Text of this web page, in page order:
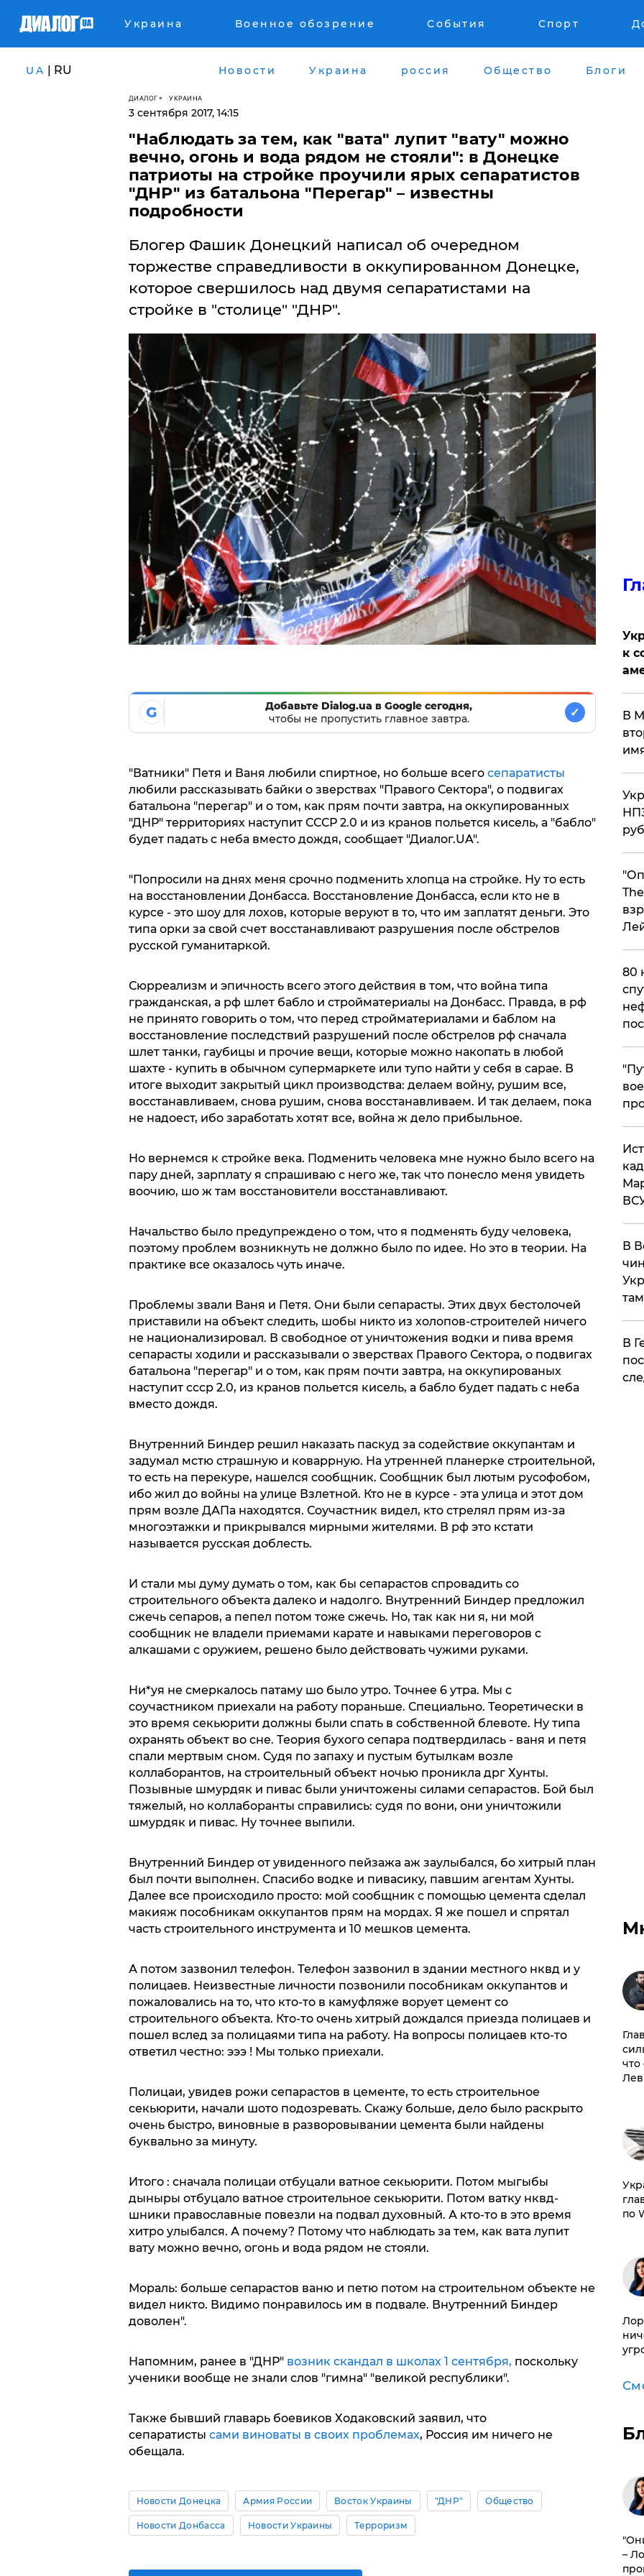
Украина Военное обозрение События Спорт
UA | RU Новости Украина россия Общество Блоги
ДИАЛОГ УКРАИНА
3 сентября 2017, 14:15
"Наблюдать за тем, как "вата" лупит "вату" можно
вечно, огонь и вода рядом не стояли": в Донецке
патриоты на стройке проучили ярых сепаратистов
"ДНР" из батальона "Перегар" – известны
подробности
Блогер Фашик Донецкий написал об очередном
торжестве справедливости в оккупированном Донецке,
которое свершилось над двумя сепаратистами на
стройке в "столице" "ДНР".
G
Добавьте Dialog.ua в Google сегодня,
чтобы не пропустить главное завтра.
✓
"Ватники" Петя и Ваня любили спиртное, но больше всего сепаратисты
любили рассказывать байки о зверствах "Правого Сектора", о подвигах
батальона "перегар" и о том, как прям почти завтра, на оккупированных
"ДНР" территориях наступит СССР 2.0 и из кранов польется кисель, а "бабло"
будет падать с неба вместо дождя, сообщает "Диалог.UA".
"Попросили на днях меня срочно подменить хлопца на стройке. Ну то есть
на восстановлении Донбасса. Восстановление Донбасса, если кто не в
курсе - это шоу для лохов, которые веруют в то, что им заплатят деньги. Это
типа орки за свой счет восстанавливают разрушения после обстрелов
русской гуманитаркой.
Сюрреализм и эпичность всего этого действия в том, что война типа
гражданская, а рф шлет бабло и стройматериалы на Донбасс. Правда, в рф
не принято говорить о том, что перед стройматериалами и баблом на
восстановление последствий разрушений после обстрелов рф сначала
шлет танки, гаубицы и прочие вещи, которые можно накопать в любой
шахте - купить в обычном супермаркете или тупо найти у себя в сарае. В
итоге выходит закрытый цикл производства: делаем войну, рушим все,
восстанавливаем, снова рушим, снова восстанавливаем. И так делаем, пока
не надоест, ибо заработать хотят все, война ж дело прибыльное.
Но вернемся к стройке века. Подменить человека мне нужно было всего на
пару дней, зарплату я спрашиваю с него же, так что понесло меня увидеть
воочию, шо ж там восстановители восстанавливают.
Начальство было предупреждено о том, что я подменять буду человека,
поэтому проблем возникнуть не должно было по идее. Но это в теории. На
практике все оказалось чуть иначе.
Проблемы звали Ваня и Петя. Они были сепарасты. Этих двух бестолочей
приставили на объект следить, шобы никто из холопов-строителей ничего
не национализировал. В свободное от уничтожения водки и пива время
сепарасты ходили и рассказывали о зверствах Правого Сектора, о подвигах
батальона "перегар" и о том, как прям почти завтра, на оккупированых
наступит ссср 2.0, из кранов польется кисель, а бабло будет падать с неба
вместо дождя.
Внутренний Биндер решил наказать паскуд за содействие оккупантам и
задумал мстю страшную и коваррную. На утренней планерке строительной,
то есть на перекуре, нашелся сообщник. Сообщник был лютым русофобом,
ибо жил до войны на улице Взлетной. Кто не в курсе - эта улица и этот дом
прям возле ДАПа находятся. Соучастник видел, кто стрелял прям из-за
многоэтажки и прикрывался мирными жителями. В рф это кстати
называется русская доблесть.
И стали мы думу думать о том, как бы сепарастов спровадить со
строительного объекта далеко и надолго. Внутренний Биндер предложил
сжечь сепаров, а пепел потом тоже сжечь. Но, так как ни я, ни мой
сообщник не владели приемами карате и навыками переговоров с
алкашами с оружием, решено было действовать чужими руками.
Ни*уя не смеркалось патаму шо было утро. Точнее 6 утра. Мы с
соучастником приехали на работу пораньше. Специально. Теоретически в
это время секьюрити должны были спать в собственной блевоте. Ну типа
охранять объект во сне. Теория бухого сепара подтвердилась - ваня и петя
спали мертвым сном. Судя по запаху и пустым бутылкам возле
коллаборантов, на строительный объект ночью проникла дрг Хунты.
Позывные шмурдяк и пивас были уничтожены силами сепарастов. Бой был
тяжелый, но коллаборанты справились: судя по вони, они уничтожили
шмурдяк и пивас. Ну точнее выпили.
Внутренний Биндер от увиденного пейзажа аж заулыбался, бо хитрый план
был почти выполнен. Спасибо водке и пивасику, павшим агентам Хунты.
Далее все происходило просто: мой сообщник с помощью цемента сделал
макияж пособникам оккупантов прям на мордах. Я же пошел и спрятал
часть строительного инструмента и 10 мешков цемента.
А потом зазвонил телефон. Телефон зазвонил в здании местного нквд и у
полицаев. Неизвестные личности позвонили пособникам оккупантов и
пожаловались на то, что кто-то в камуфляже ворует цемент со
строительного объекта. Кто-то очень хитрый дождался приезда полицаев и
пошел вслед за полицаями типа на работу. На вопросы полицаев кто-то
ответил честно: эээ ! Мы только приехали.
Полицаи, увидев рожи сепарастов в цементе, то есть строительное
секьюрити, начали шото подозревать. Скажу больше, дело было раскрыто
очень быстро, виновные в разворовывании цемента были найдены
буквально за минуту.
Итого : сначала полицаи отбуцали ватное секьюрити. Потом мыгыбы
дыныры отбуцало ватное строительное секьюрити. Потом ватку нквд-
шники православные повезли на подвал духовный. А кто-то в это время
хитро улыбался. А почему? Потому что наблюдать за тем, как вата лупит
вату можно вечно, огонь и вода рядом не стояли.
Мораль: больше сепарастов ваню и петю потом на строительном объекте не
видел никто. Видимо понравилось им в подвале. Внутренний Биндер
доволен".
Напомним, ранее в "ДНР" возник скандал в школах 1 сентября, поскольку
ученики вообще не знали слов "гимна" "великой республики".
Также бывший главарь боевиков Ходаковский заявил, что
сепаратисты сами виноваты в своих проблемах, Россия им ничего не
обещала.
Новости Донецка Армия России Восток Украины "ДНР" Общество
Новости Донбасса Новости Украины Терроризм
к
В
80
В
​В
что
по
–